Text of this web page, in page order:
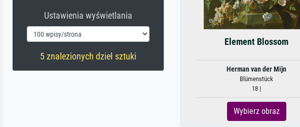
Ustawienia wyświetlania
5 znalezionych dzieł sztuki
Element Blossom
Herman van der Mijn
Blümenstück
18 |
Wybierz obraz